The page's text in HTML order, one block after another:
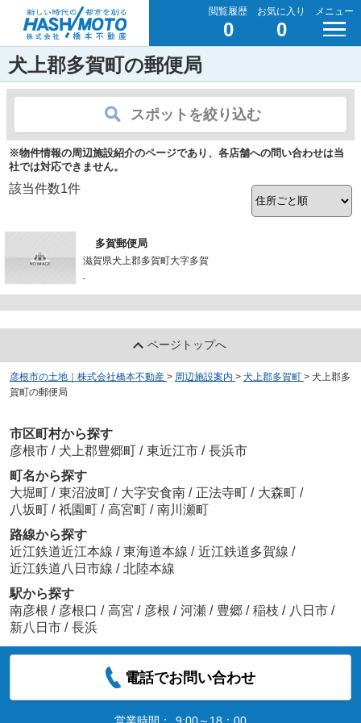
閲覧履歴
0
お気に入り
0
メニュー
犬上郡多賀町の郵便局
スポットを絞り込む
※物件情報の周辺施設紹介のページであり、各店舗への問い合わせは当
社では対応できません。
該当件数1件
多賀郵便局
滋賀県犬上郡多賀町大字多賀
-
ページトップへ
彦根市の土地｜株式会社橋本不動産 > 周辺施設案内 > 犬上郡多賀町 > 犬上郡多
賀町の郵便局
市区町村から探す
彦根市 / 犬上郡豊郷町 / 東近江市 / 長浜市
町名から探す
大堀町 / 東沼波町 / 大字安食南 / 正法寺町 / 大森町 /
八坂町 / 祇園町 / 高宮町 / 南川瀬町
路線から探す
近江鉄道近江本線 / 東海道本線 / 近江鉄道多賀線 /
近江鉄道八日市線 / 北陸本線
駅から探す
南彦根 / 彦根口 / 高宮 / 彦根 / 河瀬 / 豊郷 / 稲枝 / 八日市 /
新八日市 / 長浜
電話でお問い合わせ
営業時間： 9:00～18：00